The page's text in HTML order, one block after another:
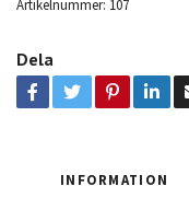
Artikelnummer: 107
Dela
INFORMATION